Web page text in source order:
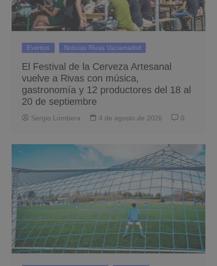
Eventos Noticias Rivas Vaciamadrid
El Festival de la Cerveza Artesanal
vuelve a Rivas con música,
gastronomía y 12 productores del 18 al
20 de septiembre
Sergio Lombera 4 de agosto de 2026 0